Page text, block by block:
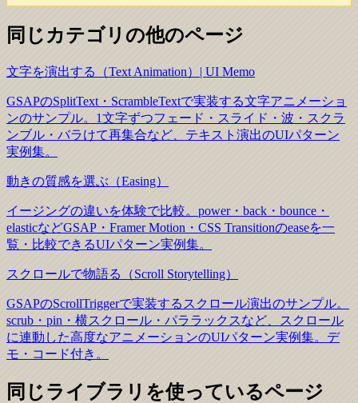
同じカテゴリの他のページ
文字を演出する（Text Animation）| UI Memo
GSAPのSplitText・ScrambleTextで実装する文字アニメーショ
ンのサンプル。1文字ずつフェード・スライド・波・スクラ
ンブル・バラけて再集合など、テキスト演出のUIパターン
実例集。
動きの質感を選ぶ（Easing）
イージングの違いを体験で比較。power・back・bounce・
elasticなどGSAP・Framer Motion・CSS Transitionのeaseを一
覧・比較できるUIパターン実例集。
スクロールで物語る（Scroll Storytelling）
GSAPのScrollTriggerで実装するスクロール演出のサンプル。
scrub・pin・横スクロール・パララックスなど、スクロール
に連動した高度なアニメーションのUIパターン実例集。デ
モ・コード付き。
同じライブラリを使っているページ